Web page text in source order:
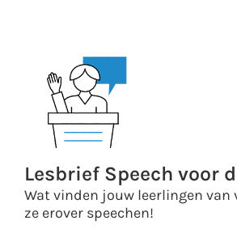
Lesbrief Speech voor
Wat vinden jouw leerlingen van
ze erover speechen!